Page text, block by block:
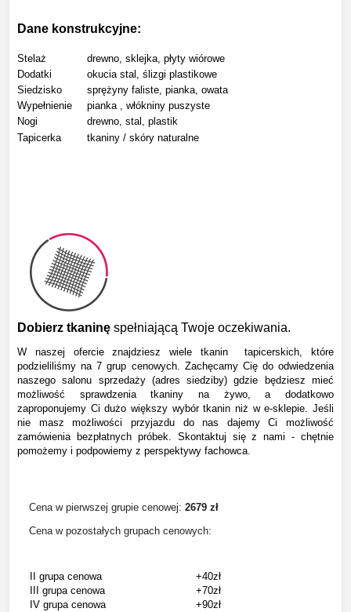
Dane konstrukcyjne:
Stelaż
drewno, sklejka, płyty wiórowe
Dodatki
okucia stal, ślizgi plastikowe
Siedzisko
sprężyny faliste, pianka, owata
Wypełnienie
pianka , włókniny puszyste
Nogi
drewno, stal, plastik
Tapicerka
tkaniny / skóry naturalne
Dobierz tkaninę spełniającą Twoje oczekiwania.
W naszej ofercie znajdziesz wiele tkanin tapicerskich, które
podzieliliśmy na 7 grup cenowych. Zachęcamy Cię do odwiedzenia
naszego salonu sprzedaży (adres siedziby) gdzie będziesz mieć
możliwość sprawdzenia tkaniny na żywo, a dodatkowo
zaproponujemy Ci dużo większy wybór tkanin niż w e-sklepie. Jeśli
nie masz możliwości przyjazdu do nas dajemy Ci możliwość
zamówienia bezpłatnych próbek. Skontaktuj się z nami - chętnie
pomożemy i podpowiemy z perspektywy fachowca.
Cena w pierwszej grupie cenowej: 2679 zł
Cena w pozostałych grupach cenowych:
II grupa cenowa
+40zł
III grupa cenowa
+70zł
IV grupa cenowa
+90zł